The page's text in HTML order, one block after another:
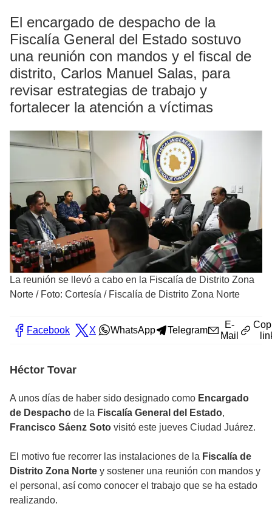
El encargado de despacho de la
Fiscalía General del Estado sostuvo
una reunión con mandos y el fiscal de
distrito, Carlos Manuel Salas, para
revisar estrategias de trabajo y
fortalecer la atención a víctimas
La reunión se llevó a cabo en la Fiscalía de Distrito Zona
Norte / Foto: Cortesía / Fiscalía de Distrito Zona Norte
Facebook X WhatsApp Telegram
E-
Mail
Héctor Tovar
A unos días de haber sido designado como Encargado
de Despacho de la Fiscalía General del Estado,
Francisco Sáenz Soto visitó este jueves Ciudad Juárez.
El motivo fue recorrer las instalaciones de la Fiscalía de
Distrito Zona Norte y sostener una reunión con mandos y
el personal, así como conocer el trabajo que se ha estado
realizando.